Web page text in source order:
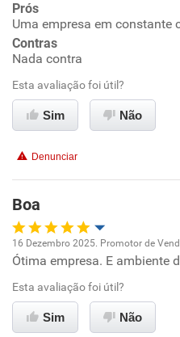
Benefícios
Recomenda esta empresa
Recomenda a diretoria
Ambiente de trabalho
Benefícios
Recomenda esta empresa
Recomenda a diretoria
Prós
Uma empresa em constante
Contras
Nada contra
Esta avaliação foi útil?
Sim Não
Denunciar
Boa
Oportunidade de promoção
Ambiente de trabalho
16 Dezembro 2025. Promotor de
Ótima empresa. E ambiente
Esta avaliação foi útil?
Sim Não